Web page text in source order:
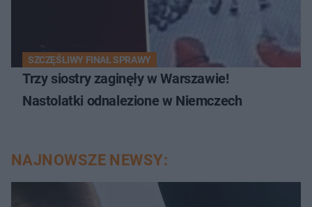
SZCZĘŚLIWY FINAŁ SPRAWY
Trzy siostry zaginęły w Warszawie!
Nastolatki odnalezione w Niemczech
NAJNOWSZE NEWSY: